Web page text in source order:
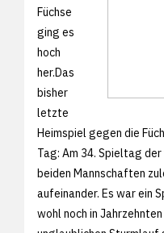
Füchse
ging es
hoch
her.Das
bisher
letzte
Heimspiel gegen die
Tag: Am 34. Spieltag
beiden Mannschaften
aufeinander. Es war ein
wohl noch in